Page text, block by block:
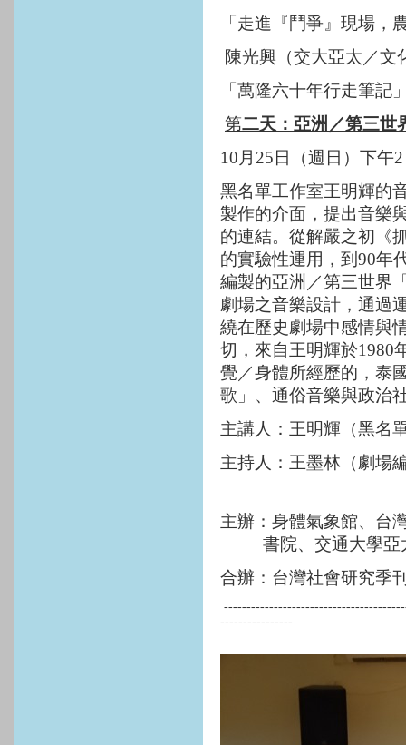
「走進『鬥爭』現場，
陳光興（交大亞太／文
「萬隆六十年行走筆記
第二天：亞洲／第三世
10 月 25 日（週日）下午2
黑名單工作室王明輝的
製作的介面，提出音樂
的連結。從解嚴之初《
的實驗性運用，到 90年
編製的亞洲／第三世界
劇場之音樂設計，通過
繞在歷史劇場中感情與
切，來自王明輝於1980
覺／身體所經歷的，泰
歌」、通俗音樂與政治
主講人：王明輝（黑名
主持人：王墨林（劇場
主辦：身體氣象館、台
書院、交通大學
合辦：台灣社會研究季
----------------